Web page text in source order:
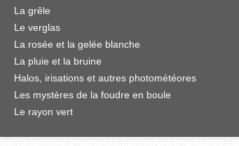
La grêle
Le verglas
La rosée et la gelée blanche
La pluie et la bruine
Halos, irisations et autres photométéores
Les mystères de la foudre en boule
Le rayon vert